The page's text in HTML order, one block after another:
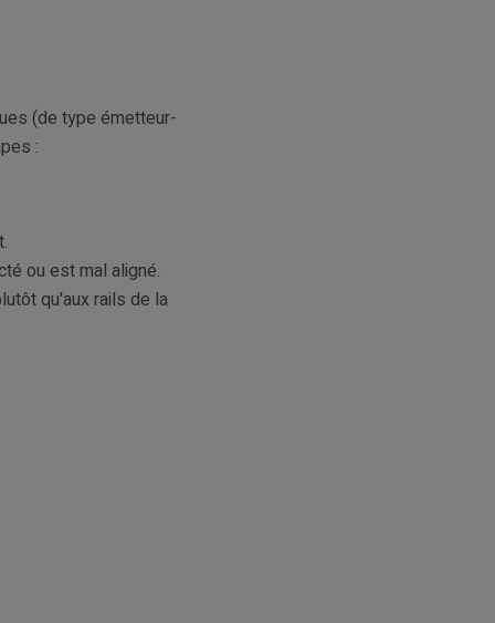
(de type émetteur-
:
ou est mal aligné.
qu'aux rails de la